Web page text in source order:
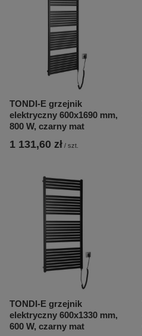
TONDI-E grzejnik
elektryczny 600x1690 mm,
800 W, czarny mat
1 131,60 zł / szt.
TONDI-E grzejnik
elektryczny 600x1330 mm,
600 W, czarny mat